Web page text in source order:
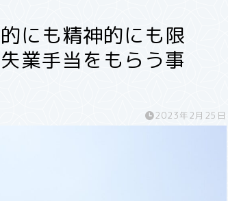
にも精神的にも限
業手当をもらう事
2023年2月25日